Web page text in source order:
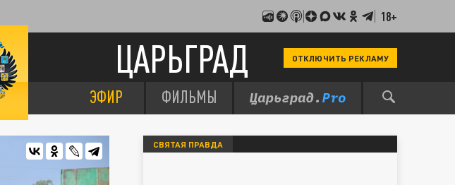
18+
ЦАРЬГРАД ОТКЛЮЧИТЬ РЕКЛАМУ
ЭФИР ФИЛЬМЫ
СВЯТАЯ ПРАВДА